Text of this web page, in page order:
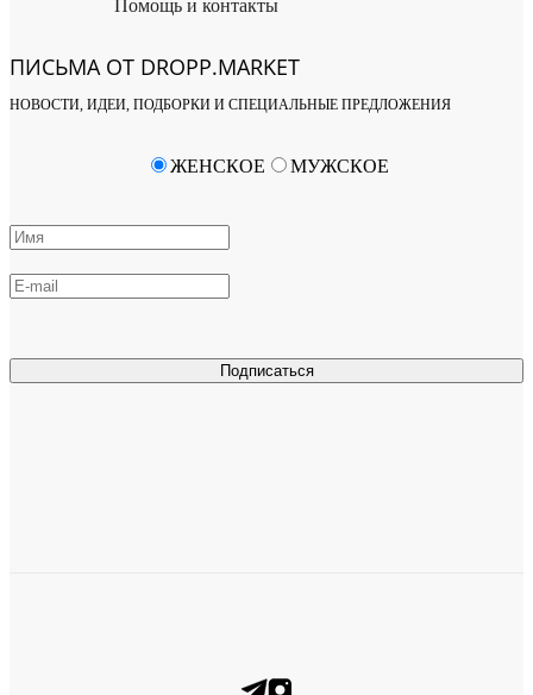
Помощь и контакты
ПИСЬМА ОТ DROPP.MARKET
НОВОСТИ, ИДЕИ, ПОДБОРКИ И СПЕЦИАЛЬНЫЕ ПРЕДЛОЖЕНИЯ
Подписаться
ЖЕНСКОЕ МУЖСКОЕ